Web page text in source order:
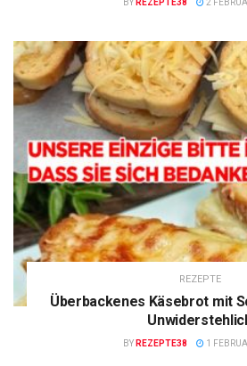
REZEPTE
Überbackenes Käsebrot mit
BY REZEPTE38 1